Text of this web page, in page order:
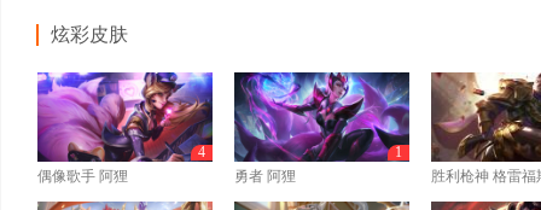
炫彩皮肤
偶像歌手 阿狸
4
勇者 阿狸
1
胜利枪神 格雷福